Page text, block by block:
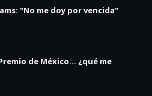
"No me doy por vencida"
de México... ¿qué me